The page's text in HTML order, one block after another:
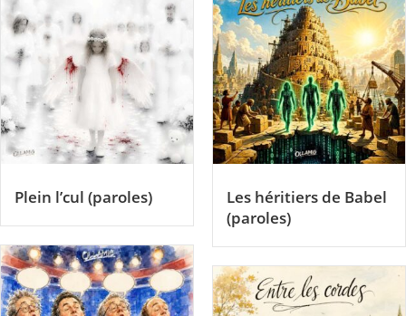
Plein l’cul (paroles)
Les héritiers de Babel
(paroles)